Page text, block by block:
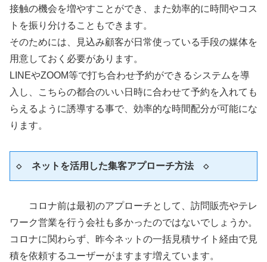
接触の機会を増やすことができ、また効率的に時間やコス
トを振り分けることもできます。
そのためには、見込み顧客が日常使っている手段の媒体を
用意しておく必要があります。
LINEやZOOM等で打ち合わせ予約ができるシステムを導
入し、こちらの都合のいい日時に合わせて予約を入れても
らえるように誘導する事で、効率的な時間配分が可能にな
ります。
◇　ネットを活用した集客アプローチ方法　◇
コロナ前は最初のアプローチとして、訪問販売やテレ
ワーク営業を行う会社も多かったのではないでしょうか。
コロナに関わらず、昨今ネットの一括見積サイト経由で見
積を依頼するユーザーがますます増えています。